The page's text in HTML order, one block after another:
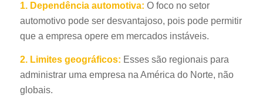
1. Dependência automotiva: O foco no setor
automotivo pode ser desvantajoso, pois pode permitir
que a empresa opere em mercados instáveis.
2. Limites geográficos: Esses são regionais para
administrar uma empresa na América do Norte, não
globais.